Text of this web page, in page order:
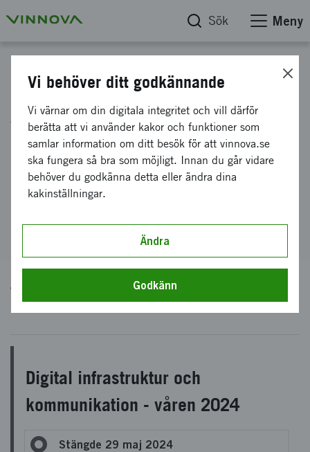
Sök Meny
Avancerad digitalisering -
Digital infrastruktur och
kommunikation
Tidigare ansökningstillfällen
Digital infrastruktur och
kommunikation - våren 2024
Stängde 29 maj 2024
Vi behöver ditt godkännande
Vi värnar om din digitala integritet och vill därför
berätta att vi använder kakor och funktioner som
samlar information om ditt besök för att vinnova.se
ska fungera så bra som möjligt. Innan du går vidare
behöver du godkänna detta eller ändra dina
kakinställningar.
Ändra
Godkänn